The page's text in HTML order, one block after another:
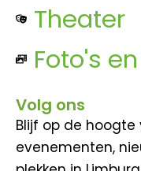
Theater
Foto's
Volg ons
Blijf op de hoogte
evenementen,